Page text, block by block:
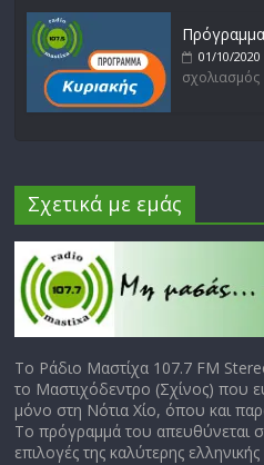
01/10/2020
σχολιασμός
Σχετικά με εμάς
Το Ράδιο Μαστίχα 107.7 FM
το Μαστιχόδεντρο (Σχίνος) που
μόνο στη Νότια Χίο, όπου και
Το πρόγραμμά του απευθύνεται σε
επιλογές της καλύτερης